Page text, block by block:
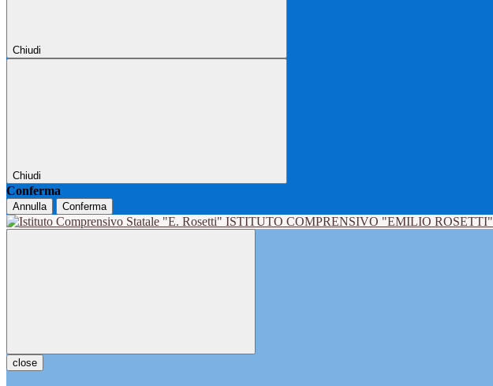
Chiudi
Chiudi
Conferma
Annulla Conferma
ISTITUTO COMPRENSIVO "EMILIO ROSETTI"
close